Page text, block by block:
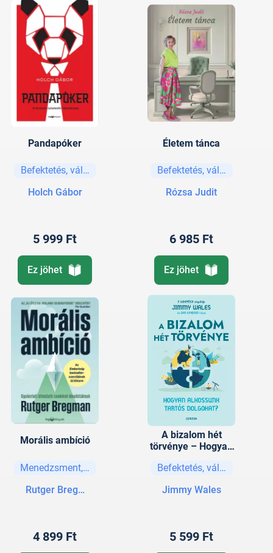
Pandapóker
Befektetés, vállalkozás
Holch Gábor
5 999 Ft
Ez jöhet
Életem tánca
Befektetés, vállalkozás
Rózsa Judit
6 985 Ft
Ez jöhet
Morális ambíció
Menedzsment, vezetési stratégiák
Rutger Bregman
4 899 Ft
A bizalom hét
törvénye – Hogyan
dolgokat?
Befektetés, vállalkozás
Jimmy Wales
5 599 Ft